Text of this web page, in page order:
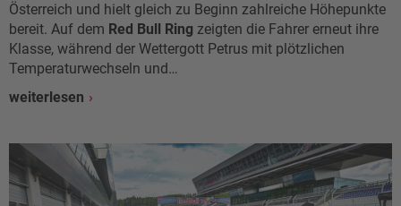
Österreich und hielt gleich zu Beginn zahlreiche Höhepunkte
bereit. Auf dem Red Bull Ring zeigten die Fahrer erneut ihre
Klasse, während der Wettergott Petrus mit plötzlichen
Temperaturwechseln und…
weiterlesen